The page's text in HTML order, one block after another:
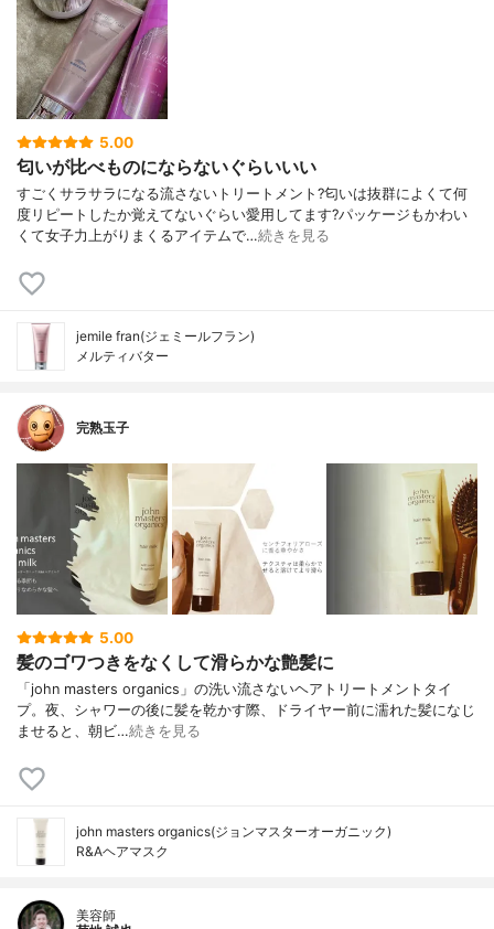
5.00
匂いが比べものにならないぐらいいい
すごくサラサラになる流さないトリートメント?匂いは抜群によくて何
度リピートしたか覚えてないぐらい愛用してます?パッケージもかわい
くて女子力上がりまくるアイテムで…続きを見る
jemile fran(ジェミールフラン)
メルティバター
完熟玉子
5.00
髪のゴワつきをなくして滑らかな艶髪に
「john masters organics」の洗い流さないヘアトリートメントタイ
プ。夜、シャワーの後に髪を乾かす際、ドライヤー前に濡れた髪になじ
ませると、朝ビ…続きを見る
john masters organics(ジョンマスターオーガニック)
R&Aヘアマスク
美容師